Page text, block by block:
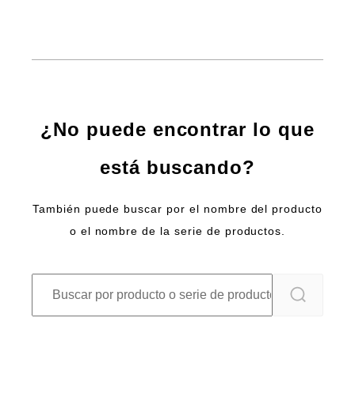
¿No puede encontrar lo que
está buscando?
También puede buscar por el nombre del producto
o el nombre de la serie de productos.